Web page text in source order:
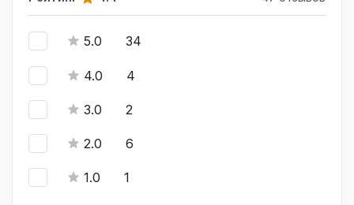
программ обучения, где они могут обменяться
5.0 34
4.0 4
3.0 2
2.0 6
1.0 1